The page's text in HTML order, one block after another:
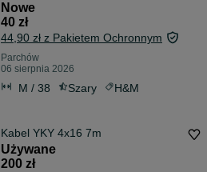
Nowe
40 zł
44,90 zł z Pakietem Ochronnym
Parchów
06 sierpnia 2026
M / 38 Szary H&M
Kabel YKY 4x16 7m
Używane
200 zł